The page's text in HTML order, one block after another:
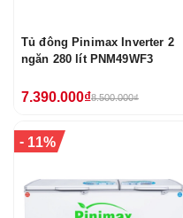
Tủ đông Pinimax Inverter 2
ngăn 280 lít PNM49WF3
7.390.000₫8.500.000₫
-11%